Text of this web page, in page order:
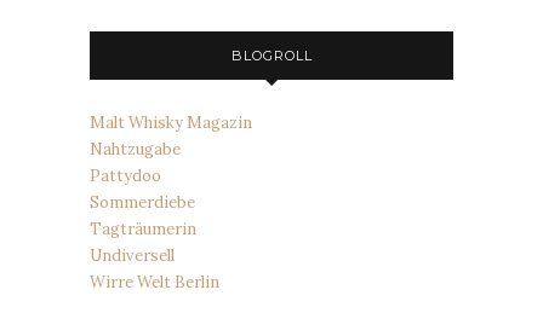
BLOGROLL
Malt Whisky Magazin
Nahtzugabe
Pattydoo
Sommerdiebe
Tagträumerin
Undiversell
Wirre Welt Berlin